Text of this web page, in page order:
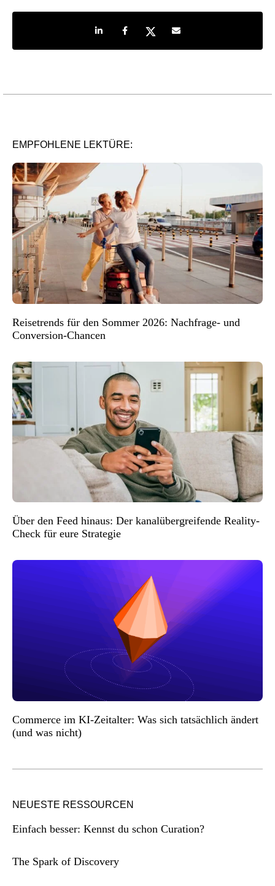
Share on LinkedIn
Share on Facebook
Share on TwitterShare by e-mail
EMPFOHLENE LEKTÜRE:
Reisetrends für den Sommer 2026: Nachfrage- und
Conversion-Chancen
Über den Feed hinaus: Der kanalübergreifende Reality-
Check für eure Strategie
Commerce im KI-Zeitalter: Was sich tatsächlich ändert
(und was nicht)
NEUESTE RESSOURCEN
Einfach besser: Kennst du schon Curation?
The Spark of Discovery